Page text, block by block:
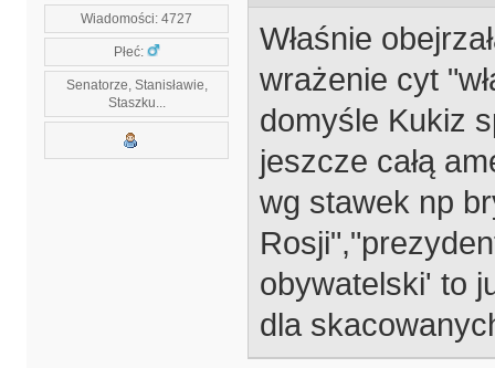
Wiadomości: 4727
Płeć:
Senatorze, Stanisławie,
Staszku...
Właśnie
wrażenie cyt
domyśle Kukiz
jeszcze całą
wg stawek np
obywatelski' to
dla